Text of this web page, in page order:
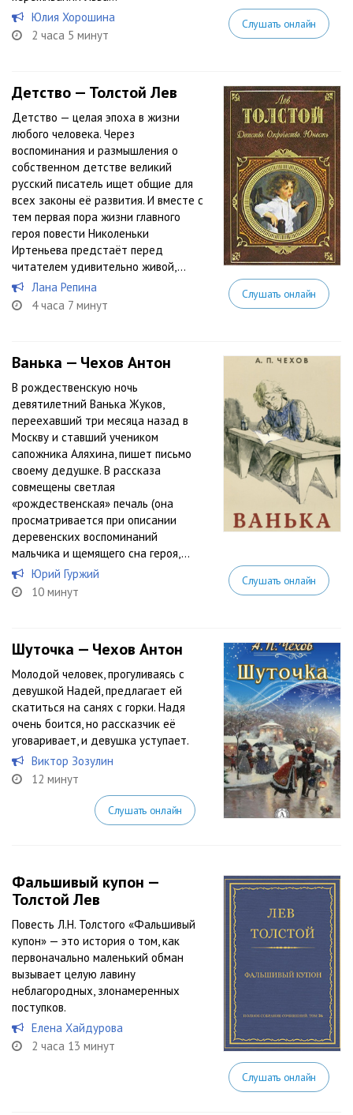
Юлия Хорошина
2 часа 5 минут
Слушать онлайн
Детство — Толстой Лев
Детство — целая эпоха в жизни
любого человека. Через
воспоминания и размышления о
собственном детстве великий
русский писатель ищет общие для
всех законы её развития. И вместе с
тем первая пора жизни главного
героя повести Николеньки
Иртеньева предстаёт перед
читателем удивительно живой,...
Лана Репина
4 часа 7 минут
Слушать онлайн
Ванька — Чехов Антон
В рождественскую ночь
девятилетний Ванька Жуков,
переехавший три месяца назад в
Москву и ставший учеником
сапожника Аляхина, пишет письмо
своему дедушке. В рассказа
совмещены светлая
«рождественская» печаль (она
просматривается при описании
деревенских воспоминаний
мальчика и щемящего сна героя,...
Юрий Гуржий
10 минут
Слушать онлайн
Шуточка — Чехов Антон
Молодой человек, прогуливаясь с
девушкой Надей, предлагает ей
скатиться на санях с горки. Надя
очень боится, но рассказчик её
уговаривает, и девушка уступает.
Виктор Зозулин
12 минут
Слушать онлайн
Фальшивый купон —
Толстой Лев
Повесть Л.Н. Толстого «Фальшивый
купон» — это история о том, как
первоначально маленький обман
вызывает целую лавину
неблагородных, злонамеренных
поступков.
Елена Хайдурова
2 часа 13 минут
Слушать онлайн